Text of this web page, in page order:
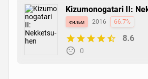
Kizumonogatari II:
фильм 2016 66.7%
8.6
0